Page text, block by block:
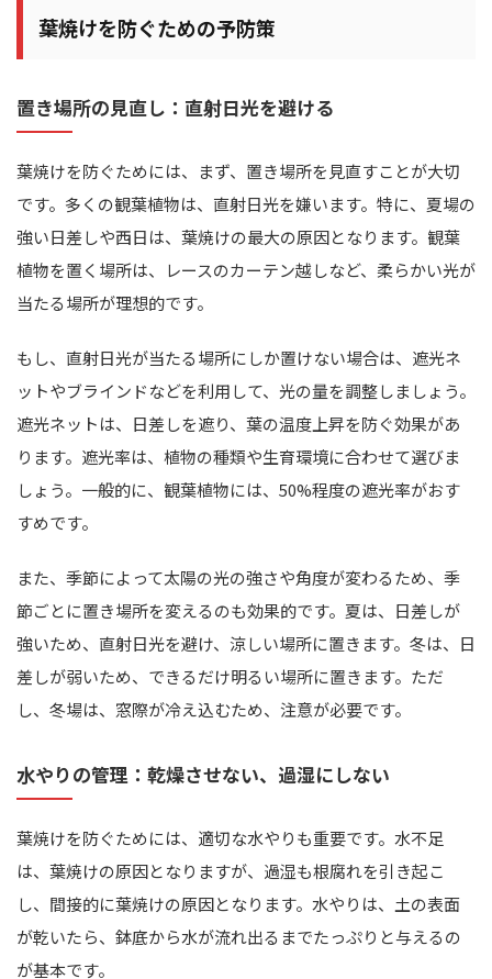
葉焼けを防ぐための予防策
置き場所の見直し：直射日光を避ける
葉焼けを防ぐためには、まず、置き場所を見直すことが大切
です。多くの観葉植物は、直射日光を嫌います。特に、夏場の
強い日差しや西日は、葉焼けの最大の原因となります。観葉
植物を置く場所は、レースのカーテン越しなど、柔らかい光が
当たる場所が理想的です。
もし、直射日光が当たる場所にしか置けない場合は、遮光ネ
ットやブラインドなどを利用して、光の量を調整しましょう。
遮光ネットは、日差しを遮り、葉の温度上昇を防ぐ効果があ
ります。遮光率は、植物の種類や生育環境に合わせて選びま
しょう。一般的に、観葉植物には、50%程度の遮光率がおす
すめです。
また、季節によって太陽の光の強さや角度が変わるため、季
節ごとに置き場所を変えるのも効果的です。夏は、日差しが
強いため、直射日光を避け、涼しい場所に置きます。冬は、日
差しが弱いため、できるだけ明るい場所に置きます。ただ
し、冬場は、窓際が冷え込むため、注意が必要です。
水やりの管理：乾燥させない、過湿にしない
葉焼けを防ぐためには、適切な水やりも重要です。水不足
は、葉焼けの原因となりますが、過湿も根腐れを引き起こ
し、間接的に葉焼けの原因となります。水やりは、土の表面
が乾いたら、鉢底から水が流れ出るまでたっぷりと与えるの
が基本です。